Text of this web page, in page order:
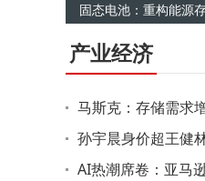
固态电池：重构能源
产业经济
马斯克：存储需求
上涨成必然
孙宇晨身价超王健
潮淘汰
AI热潮席卷：亚马